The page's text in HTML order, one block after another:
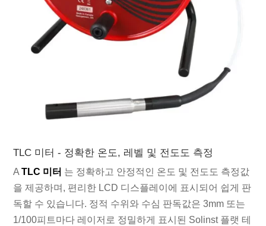
TLC 미터 - 정확한 온도, 레벨 및 전도도 측정
ATLC 미터 는 정확하고 안정적인 온도 및 전도도 측정값
을 제공하며, 편리한 LCD 디스플레이에 표시되어 쉽게 판
독할 수 있습니다. 정적 수위와 수심 판독값은 3mm 또는
1/100피트마다 레이저로 정밀하게 표시된 Solinst 플랫 테